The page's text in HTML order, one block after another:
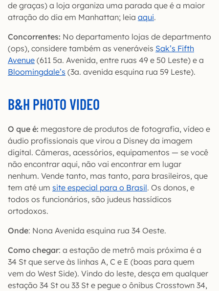
de graças) a loja organiza uma parada que é a maior
atração do dia em Manhattan; leia aqui.
Concorrentes: No departamento lojas de departmento
(ops), considere também as veneráveis Sak’s Fifth
Avenue (611 5a. Avenida, entre ruas 49 e 50 Leste) e a
Bloomingdale’s (3a. avenida esquina rua 59 Leste).
B&H PHOTO VIDEO
O que é: megastore de produtos de fotografia, vídeo e
áudio profissionais que virou a Disney da imagem
digital. Câmeras, acessórios, equipamentos — se você
não encontrar aqui, não vai encontrar em lugar
nenhum. Vende tanto, mas tanto, para brasileiros, que
tem até um site especial para o Brasil. Os donos, e
todos os funcionários, são judeus hassídicos
ortodoxos.
Onde: Nona Avenida esquina rua 34 Oeste.
Como chegar: a estação de metrô mais próxima é a
34 St que serve às linhas A, C e E (boas para quem
vem do West Side). Vindo do leste, desça em qualquer
estação 34 St ou 33 St e pegue o ônibus Crosstown 34,